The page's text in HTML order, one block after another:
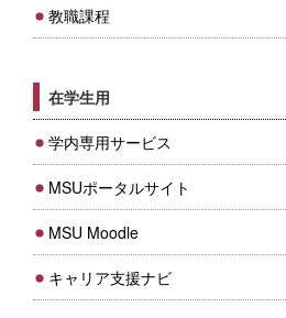
教職課程
在学生用
学内専用サービス
MSUポータルサイト
MSU Moodle
キャリア支援ナビ